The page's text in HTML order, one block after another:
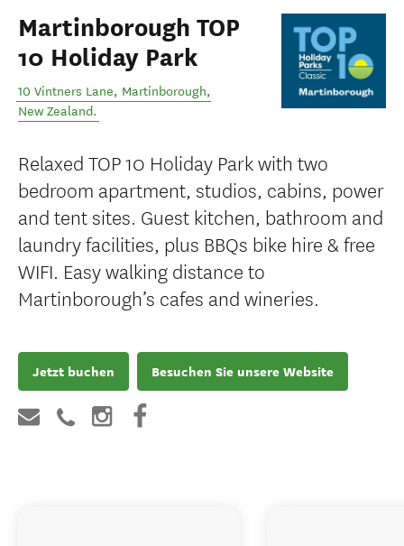
Martinborough TOP
10 Holiday Park
10 Vintners Lane, Martinborough,
New Zealand.
Relaxed TOP 10 Holiday Park with two
bedroom apartment, studios, cabins, power
and tent sites. Guest kitchen, bathroom and
laundry facilities, plus BBQs bike hire & free
WIFI. Easy walking distance to
Martinborough’s cafes and wineries.
Jetzt buchen Besuchen Sie unsere Website